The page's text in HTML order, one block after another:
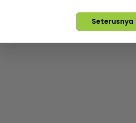
Terpelihara © 2026. Star Media
Seterusnya